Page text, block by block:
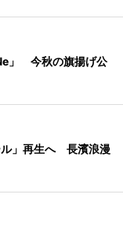
」 今秋の旗揚げ公
ル」再生へ 長濱浪漫